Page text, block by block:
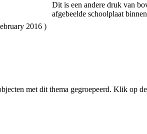
Dit is een andere druk van
afgebeelde schoolplaat
2016 )
met dit thema gegroepeerd. Klik op